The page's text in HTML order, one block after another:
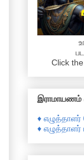
Click
இராமாயணம்
♦
♦